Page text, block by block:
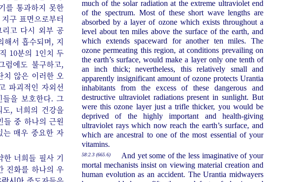
를 통과하지 못한
구 표면으로부터
고 다시 외부 공
해서 흡수되며, 지
10분의 1인치 두
럼에도 불구하고,
치 않은 이러한 오
파괴적인 자외선
을 보호한다. 그
, 너희의 건강을
들 중 하나의 근원
는 매우 중요한 자
much of the solar radiation at the extreme ultraviolet end
of the spectrum. Most of these short wave lengths are
absorbed by a layer of ozone which exists throughout a
level about ten miles above the surface of the earth, and
which extends spaceward for another ten miles. The
ozone permeating this region, at conditions prevailing on
the earth’s surface, would make a layer only one tenth of
an inch thick; nevertheless, this relatively small and
apparently insignificant amount of ozone protects Urantia
inhabitants from the excess of these dangerous and
destructive ultraviolet radiations present in sunlight. But
were this ozone layer just a trifle thicker, you would be
deprived of the highly important and health-giving
ultraviolet rays which now reach the earth’s surface, and
which are ancestral to one of the most essential of your
vitamins.
한 너희들 필사 기
진화를 하나의 우
58:2.3 (665.6)
And yet some of the less imaginative of your
mortal mechanists insist on viewing material creation and
human evolution as an accident. The Urantia midwayers